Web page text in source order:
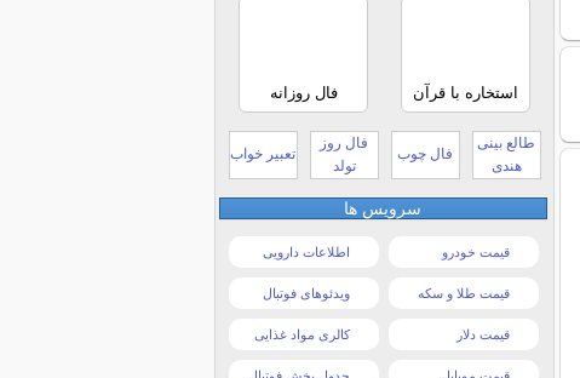
استخاره با قرآن فال روزانه
طالع بینی
هندی
فال چوب
فال روز
تولد
تعبیر خواب
سرویس ها
قیمت خودرو اطلاعات دارویی
قیمت طلا و سکه ویدئوهای فوتبال
قیمت دلار کالری مواد غذایی